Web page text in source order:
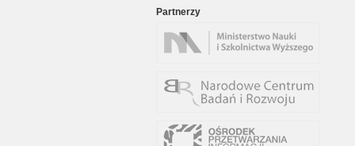
Partnerzy